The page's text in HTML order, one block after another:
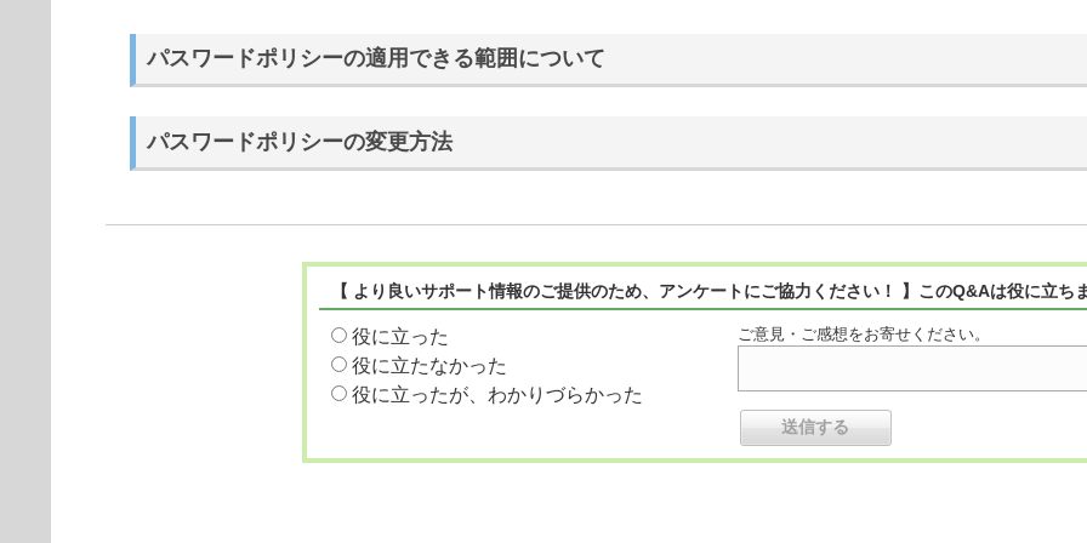
パスワードポリシーの適用できる範囲について
パスワードポリシーの変更方法
【 より良いサポート情報のご提供のため、アンケートにご協力ください！ 】このQ&Aは役に立ち
役に立った
役に立たなかった
役に立ったが、わかりづらかった
ご意見・ご感想をお寄せください。